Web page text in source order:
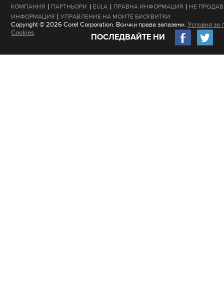
КОМПАНИЯ | ПАРТНЬОРИ | EULA | ПРАВНА ИНФОРМАЦИЯ | НЕ
ИНФОРМАЦИЯ | УПРАВЛЕНИЕ НА МОИТЕ БИСКВИТКИ
Copyright © 2026 Corel Corporation. Всички права запазени.Условия за
Cookies
ПОСЛЕДВАЙТЕ НИ